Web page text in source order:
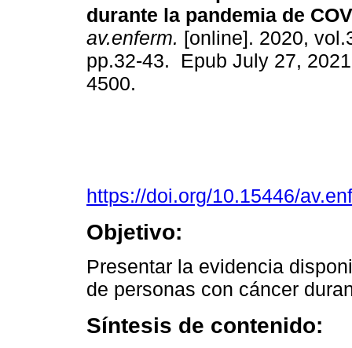
durante la pandemia de
av.enferm. [online]. 2020,
pp.32-43. Epub July 27,
4500.
https://doi.org/10.15446/
Objetivo:
Presentar la evidencia
de personas con cáncer
Síntesis de contenido: